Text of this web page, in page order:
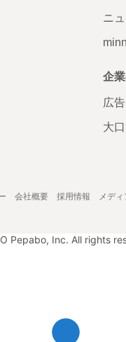
ニ
企
広
大
会社概要 採用情報 メディ
Pepabo, Inc. All rights